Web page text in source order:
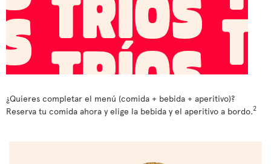
¿Quieres completar el menú (comida + bebida + aperitivo)?
Reserva tu comida ahora y elige la bebida y el aperitivo a bordo.2